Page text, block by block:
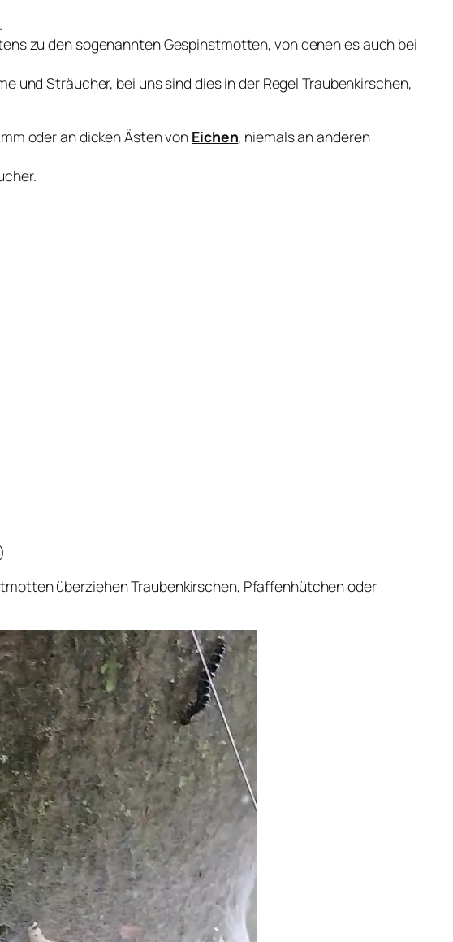
zu den sogenannten Gespinstmotten, von denen es auch bei
Sträucher, bei uns sind dies in der Regel Traubenkirschen,
oder an dicken Ästen von Eichen, niemals an anderen
überziehen Traubenkirschen, Pfaffenhütchen oder